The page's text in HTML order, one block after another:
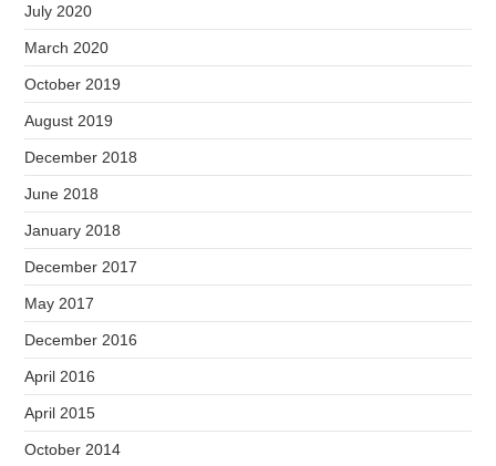
July 2020
March 2020
October 2019
August 2019
December 2018
June 2018
January 2018
December 2017
May 2017
December 2016
April 2016
April 2015
October 2014